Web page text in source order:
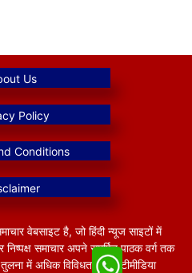
वेबसाइट है, जो हिंदी न्यूज साइटों में
समाचार अपने समर्पित पाठक वर्ग तक
में अधिक विविधतापूर्ण मल्टीमीडिया